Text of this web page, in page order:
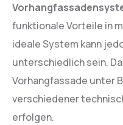
funktionale Vorteile in
ideale System kann
unterschiedlich sein.
Vorhangfassade unter
verschiedener
erfolgen.